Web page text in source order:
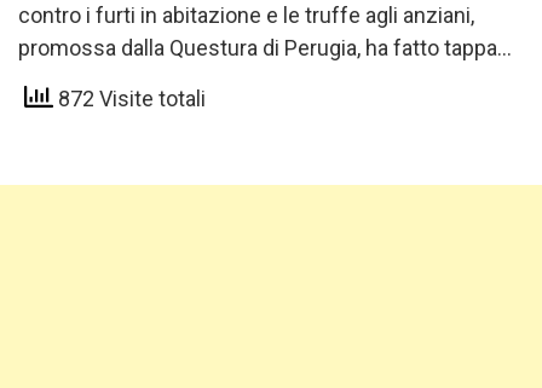
contro i furti in abitazione e le truffe agli anziani,
promossa dalla Questura di Perugia, ha fatto tappa…
872 Visite totali